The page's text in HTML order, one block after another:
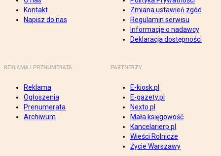
Kontakt
Napisz do nas
Zmiana ustawień zgód
Regulamin serwisu
Informacje o nadawcy
Deklaracja dostępności
REKLAMA I PRENUMERATA
Reklama
Ogłoszenia
Prenumerata
Archiwum
PARTNERZY
E-kiosk.pl
E-gazety.pl
Nexto.pl
Mała księgowość
Kancelarierp.pl
Wieści Rolnicze
Życie Warszawy